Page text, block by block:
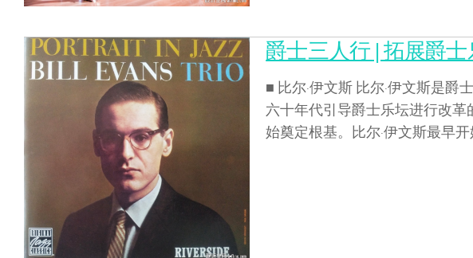
爵士三人行 | 拓展爵
■ 比尔·伊文斯 比尔·伊文斯是
六十年代引导爵士乐坛进行改
始奠定根基。比尔·伊文斯最早